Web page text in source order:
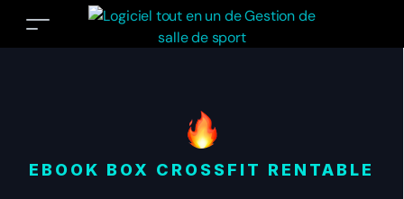
EBOOK BOX CROSSFIT RENTABLE